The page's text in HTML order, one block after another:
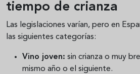
tiempo de crianza
Las legislaciones varían, pero en
las siguientes categorías:
Vino joven: sin crianza o muy
mismo año o el siguiente.